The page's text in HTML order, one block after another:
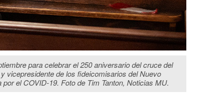
para celebrar el 250 aniversario del cruce del
vicepresidente de los fideicomisarios del Nuevo
el COVID-19. Foto de Tim Tanton, Noticias MU.